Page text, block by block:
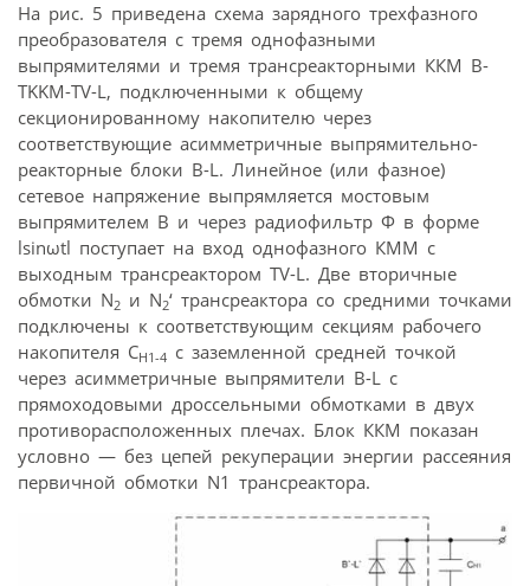
На рис. 5 приведена схема зарядного трехфазного
преобразователя с тремя однофазными
выпрямителями и тремя трансреакторными ККМ B-
TKKM-TV-L, подключенными к общему
секционированному накопителю через
соответствующие асимметричные выпрямительно-
реакторные блоки B-L. Линейное (или фазное)
сетевое напряжение выпрямляется мостовым
выпрямителем В и через радиофильтр Ф в форме
lsinωtl поступает на вход однофазного КММ с
выходным трансреактором TV-L. Две вторичные
обмотки N2 и N2‘ трансреактора со средними точками
подключены к соответствующим секциям рабочего
накопителя СН1-4 с заземленной средней точкой
через асимметричные выпрямители B-L с
прямоходовыми дроссельными обмотками в двух
противорасположенных плечах. Блок ККМ показан
условно — без цепей рекуперации энергии рассеяния
первичной обмотки N1 трансреактора.